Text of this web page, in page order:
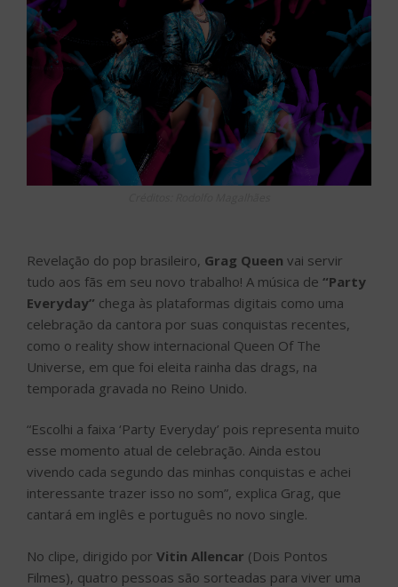
Revelação do pop brasileiro, Grag Queen vai servir
tudo aos fãs em seu novo trabalho! A música de “Party
Everyday” chega às plataformas digitais como uma
celebração da cantora por suas conquistas recentes,
como o reality show internacional Queen Of The
Universe, em que foi eleita rainha das drags, na
temporada gravada no Reino Unido.
“Escolhi a faixa ‘Party Everyday’ pois representa muito
esse momento atual de celebração. Ainda estou
vivendo cada segundo das minhas conquistas e achei
interessante trazer isso no som”, explica Grag, que
cantará em inglês e português no novo single.
No clipe, dirigido por Vitin Allencar (Dois Pontos
Filmes), quatro pessoas são sorteadas para viver uma